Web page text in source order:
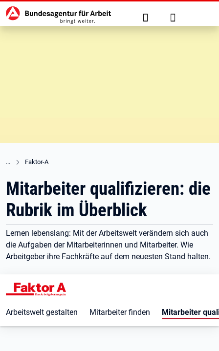
zu den Hauptinhalten springen
Hauptnavigation Suche Anmelden
Faktor-A
Mitarbeiter qualifizieren: die
Rubrik im Überblick
Lernen lebenslang: Mit der Arbeitswelt verändern sich auch
die Aufgaben der Mitarbeiterinnen und Mitarbeiter. Wie
Arbeitgeber ihre Fachkräfte auf dem neuesten Stand halten.
Arbeitswelt gestalten Mitarbeiter finden Mitarbeiter